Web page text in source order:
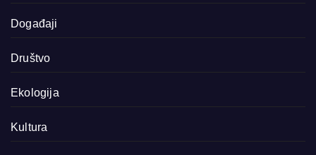
Događaji
Društvo
Ekologija
Kultura